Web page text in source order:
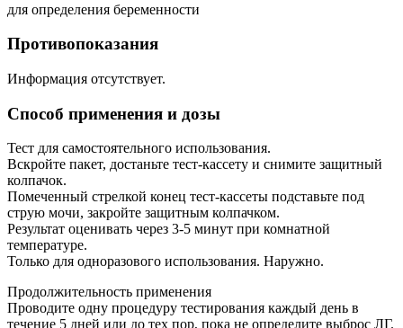
для определения беременности
Противопоказания
Информация отсутствует.
Способ применения и дозы
Тест для самостоятельного использования.
Вскройте пакет, достаньте тест-кассету и снимите защитный
колпачок.
Помеченный стрелкой конец тест-кассеты подставьте под
струю мочи, закройте защитным колпачком.
Результат оценивать через 3-5 минут при комнатной
температуре.
Только для одноразового использования. Наружно.
Продолжительность применения
Проводите одну процедуру тестирования каждый день в
течение 5 дней или до тех пор, пока не определите выброс ЛГ.